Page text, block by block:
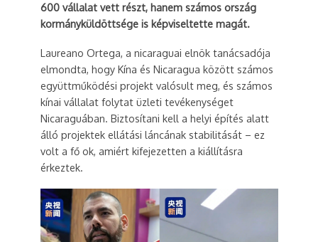
600 vállalat vett részt, hanem számos ország
kormányküldöttsége is képviseltette magát.
Laureano Ortega, a nicaraguai elnök tanácsadója
elmondta, hogy Kína és Nicaragua között számos
együttműködési projekt valósult meg, és számos
kínai vállalat folytat üzleti tevékenységet
Nicaraguában. Biztosítani kell a helyi építés alatt
álló projektek ellátási láncának stabilitását – ez
volt a fő ok, amiért kifejezetten a kiállításra
érkeztek.